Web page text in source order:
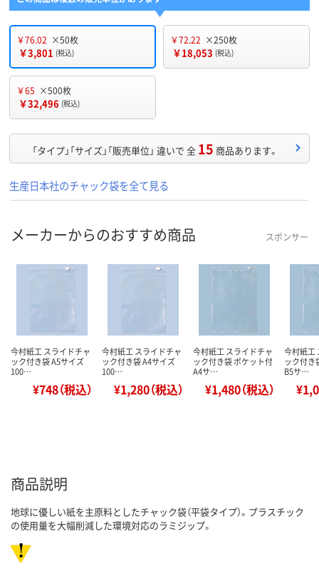
￥76.02 ×50枚
￥3,801 (税込)
￥72.22 ×250枚
￥18,053 (税込)
￥65 ×500枚
￥32,496 (税込)
「タイプ」「サイズ」「販売単位」 違いで 全 15 商品あります。
生産日本社のチャック袋を全て見る
メーカーからのおすすめ商品 スポンサー
今村紙工 スライドチャ
ック付き袋 A5サイズ
100…
¥748（税込）
今村紙工 スライドチャ
ック付き袋 A4サイズ
100…
¥1,280（税込）
今村紙工 スライドチャ
ック付き袋 ポケット付
A4サ…
¥1,480（税込）
今村紙工
ック付き
B5サ…
商品説明
地球に優しい紙を主原料としたチャック袋（平袋タイプ）。プラスチック
の使用量を大幅削減した環境対応のラミジップ。